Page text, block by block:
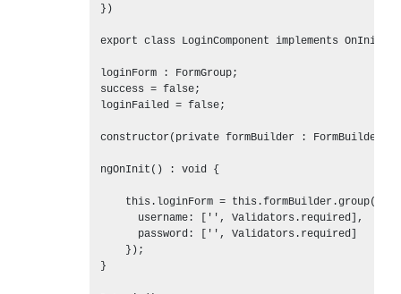
})
export class LoginComponent implements OnInit {
loginForm : FormGroup;
success = false;
loginFailed = false;
constructor(private formBuilder : FormBuilder)
ngOnInit() : void {
    this.loginForm = this.formBuilder.group({
      username: ['', Validators.required],
      password: ['', Validators.required]
    });
}